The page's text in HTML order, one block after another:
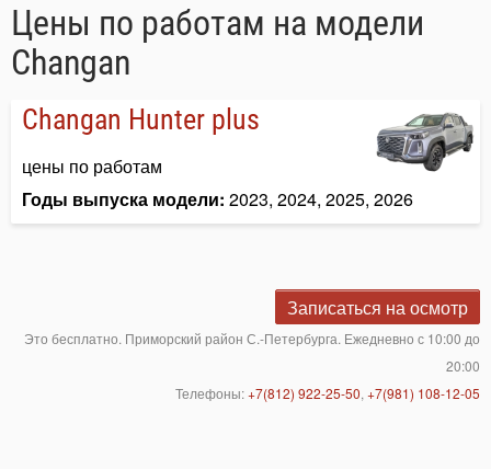
Цены по работам на модели
Changan
Changan Hunter plus
цены по работам
Годы выпуска модели: 2023, 2024, 2025, 2026
Записаться на осмотр
Это бесплатно. Приморский район С.-Петербурга. Ежедневно с 10:00 до
20:00
Телефоны:+7(812) 922-25-50, +7(981) 108-12-05